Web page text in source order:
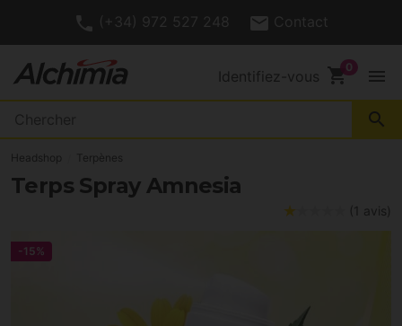
(+34) 972 527 248 Contact
Identifiez-vous shopping_cart menu
search
Headshop Terpènes
Terps Spray Amnesia
(1 avis)
-15%